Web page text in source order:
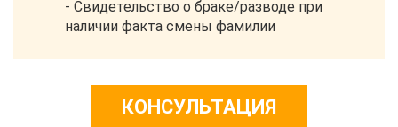
- Свидетельство о браке/разводе при
наличии факта смены фамилии
КОНСУЛЬТАЦИЯ